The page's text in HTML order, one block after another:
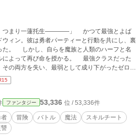
蓮托生――――」 かつて最強とよば
ィン。彼は勇者パーティーと行動を共にし、裏
ーフと名
び命を授かる。 最強クラスだった
の両方を失い、最弱として成り下がったゼロだ
パーティーによって、家族や仲間たちを皆殺
女もまた、同じく復讐心を抱く同士である。
、蘇生魔法しか使えないローネに、魔法を使え
し、通りがかりの魔獣に殺され、蘇生された
上』。 彼はこのスキルを活用し、何度も死に
へと成り上がっていく。
ファンタジー 53,336 位 / 53,336件
者 冒険 バトル 魔法
スキルチート